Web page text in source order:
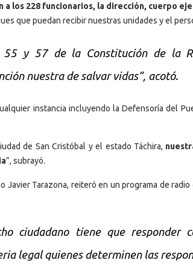
a los 228 funcionarios, la dirección, cuerpo
que puedan recibir nuestras unidades y el
55 y 57 de la Constitución de la
nuestra de salvar vidas”, acotó.
instancia incluyendo la Defensoría del
de San Cristóbal y el estado Táchira,
”, subrayó.
Tarazona, reiteró en un programa de
ciudadano tiene que responder
legal quienes determinen las